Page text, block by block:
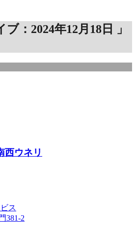
ブ：2024年12月18日 」
西ウネリ
ス
381-2